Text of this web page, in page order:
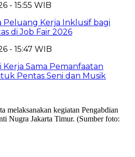
- 15:55 WIB
Kerja Inklusif bagi
di Job Fair 2026
- 15:47 WIB
Sama Pemanfaatan
Pentas Seni dan Musik